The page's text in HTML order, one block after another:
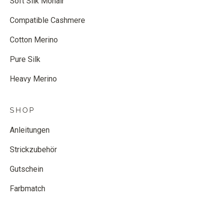
Compatible Cashmere
Cotton Merino
Pure Silk
Heavy Merino
SHOP
Anleitungen
Strickzubehör
Gutschein
Farbmatch